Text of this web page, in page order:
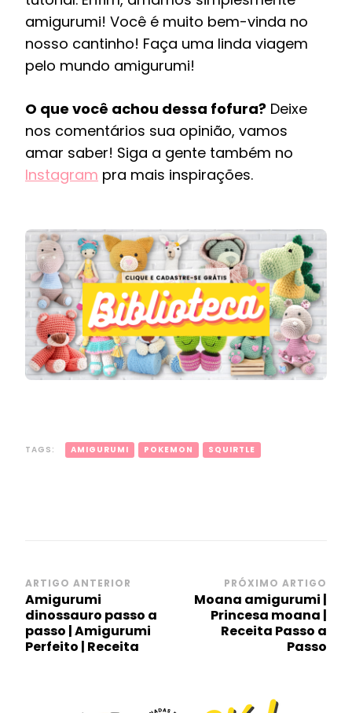
amigurumi! Você é muito bem-vinda no
nosso cantinho! Faça uma linda viagem
pelo mundo amigurumi!
O que você achou dessa fofura? Deixe
nos comentários sua opinião, vamos
amar saber! Siga a gente também no
Instagram pra mais inspirações.
TAGS: AMIGURUMI POKEMON SQUIRTLE
Navegação
de
post
ARTIGO ANTERIOR
Amigurumi
dinossauro passo a
passo | Amigurumi
Perfeito | Receita
PRÓXIMO ARTIGO
Moana amigurumi |
Princesa moana |
Receita Passo a
Passo